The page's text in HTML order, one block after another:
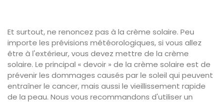
Et surtout, ne renoncez pas à la crème solaire. Peu
importe les prévisions météorologiques, si vous allez
être à l'extérieur, vous devez mettre de la crème
solaire. Le principal « devoir » de la crème solaire est de
prévenir les dommages causés par le soleil qui peuvent
entraîner le cancer, mais aussi le vieillissement rapide
de la peau. Nous vous recommandons d'utiliser un